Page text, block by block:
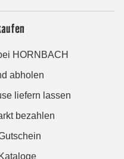
HORNBACH
abholen
liefern lassen
bezahlen